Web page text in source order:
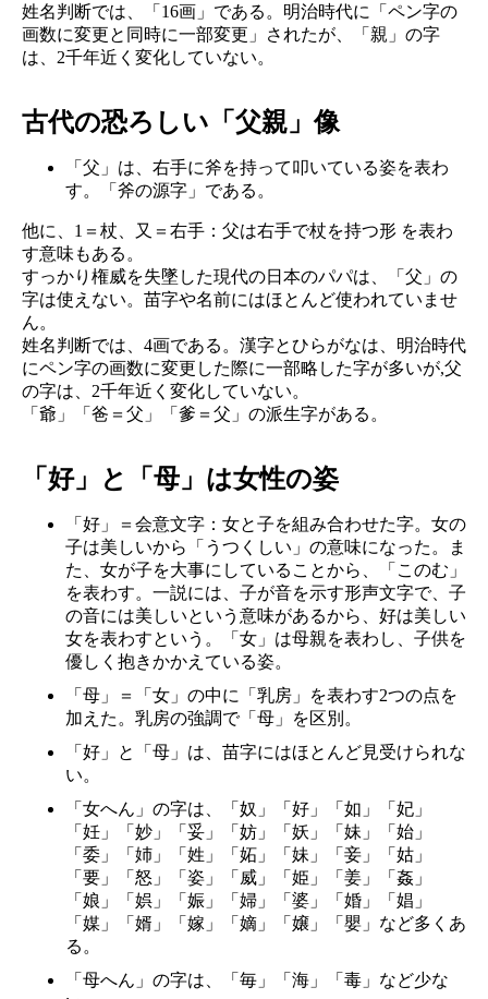
姓名判断では、「16画」である。明治時代に「ペン字の
画数に変更と同時に一部変更」されたが、「親」の字
は、2千年近く変化していない。
古代の恐ろしい「父親」像
「父」は、右手に斧を持って叩いている姿を表わ
す。「斧の源字」である。
他に、1＝杖、又＝右手：父は右手で杖を持つ形 を表わ
す意味もある。
すっかり権威を失墜した現代の日本のパパは、「父」の
字は使えない。苗字や名前にはほとんど使われていませ
ん。
姓名判断では、4画である。漢字とひらがなは、明治時代
にペン字の画数に変更した際に一部略した字が多いが,父
の字は、2千年近く変化していない。
「爺」「爸＝父」「爹＝父」の派生字がある。
「好」と「母」は女性の姿
「好」＝会意文字：女と子を組み合わせた字。女の
子は美しいから「うつくしい」の意味になった。ま
た、女が子を大事にしていることから、「このむ」
を表わす。一説には、子が音を示す形声文字で、子
の音には美しいという意味があるから、好は美しい
女を表わすという。「女」は母親を表わし、子供を
優しく抱きかかえている姿。
「母」＝「女」の中に「乳房」を表わす2つの点を
加えた。乳房の強調で「母」を区別。
「好」と「母」は、苗字にはほとんど見受けられな
い。
「女へん」の字は、「奴」「好」「如」「妃」
「妊」「妙」「妥」「妨」「妖」「妹」「始」
「委」「姉」「姓」「妬」「妹」「妾」「姑」
「要」「怒」「姿」「威」「姫」「姜」「姦」
「娘」「娯」「娠」「婦」「婆」「婚」「娼」
「媒」「婿」「嫁」「嫡」「嬢」「嬰」など多くあ
る。
「母へん」の字は、「毎」「海」「毒」など少な